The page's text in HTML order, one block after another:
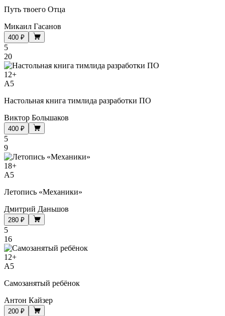
Путь твоего Отца
Микаил Гасанов
400 ₽
5
20
12+
A5
Настольная книга тимлида разработки ПО
Виктор Большаков
400 ₽
5
9
18+
A5
Летопись «Механики»
Дмитрий Даньшов
280 ₽
5
16
12+
A5
Самозанятый ребёнок
Антон Кайзер
200 ₽